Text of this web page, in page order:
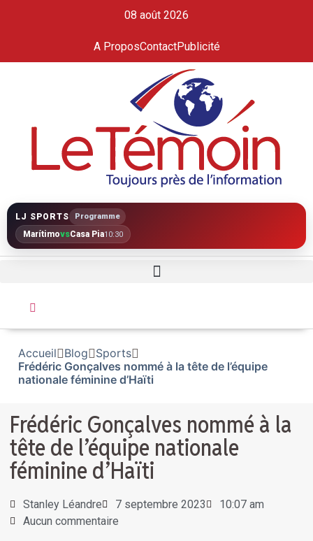
08 août 2026
A ProposContactPublicité
LJ SPORTS Programme
MarítimovsCasa Pia10:30
Accueil Blog
Sports
Frédéric Gonçalves nommé à la tête de l’équipe
nationale féminine d’Haïti
Frédéric Gonçalves nommé à la
tête de l’équipe nationale
féminine d’Haïti
Stanley Léandre 7 septembre 2023
10:07 am
Aucun commentaire